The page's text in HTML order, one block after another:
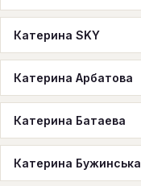
Катерина SKY
Катерина Арбатова
Катерина Батаева
Катерина Бужинська